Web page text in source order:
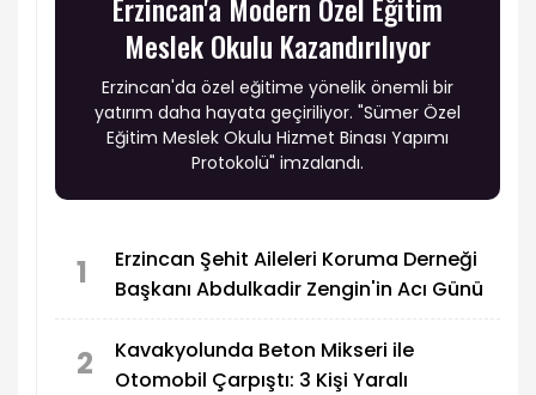
Erzincan'a Modern Özel Eğitim
Meslek Okulu Kazandırılıyor
Erzincan'da özel eğitime yönelik önemli bir
yatırım daha hayata geçiriliyor. "Sümer Özel
Eğitim Meslek Okulu Hizmet Binası Yapımı
Protokolü" imzalandı.
1
Erzincan Şehit Aileleri Koruma Derneği
Başkanı Abdulkadir Zengin'in Acı Günü
2
Kavakyolunda Beton Mikseri ile
Otomobil Çarpıştı: 3 Kişi Yaralı